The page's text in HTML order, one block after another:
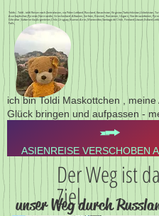
ich bin Toldi Maskottchen , meine
Glück bringen und aufpassen -
Toldis - Toldi - toldi Reisen nach Zentralasien, via Polen Lettland, Russland, Kasachstan, Kirgistan,Tadschikistan,Usbekistan,
Aserbajdschan,Pyrenän,Normandie, Griechenland, Albanien, Serbien, Bosnien, Rumänien, Ungarn, Nordmazedonien,
Gibraltar,Südamerika,Argentinien,Chile,Uruguay,Buenos Aires,Montevideo,Santiago de Chile,
Falls,
ASIENREISE VERSCHOBEN
Der Weg ist
Ziel
unser Weg durch